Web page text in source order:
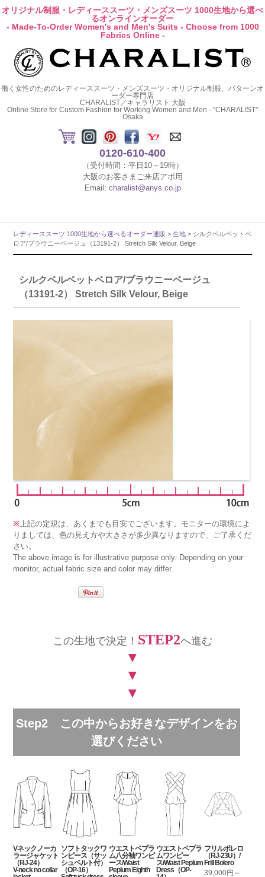
オリジナル制服・レディーススーツ・メンズスーツ 1000生地から選べ
るオンラインオーダー
- Made-To-Order Women's and Men's Suits - Choose from 1000
Fabrics Online -
働く女性のためのレディーススーツ・メンズスーツ・オリジナル制服、パターンオ
ーダー専門店
CHARALIST／キャラリスト 大阪
Online Store for Custom Fashion for Working Women and Men - "CHARALIST"
Osaka
0120-610-400
（受付時間：平日10～19時）
大阪のお客さまご来店アポ用
Email: charalist@anys.co.jp
レディーススーツ 1000生地から選べるオーダー通販 >生地 > シルクベルベットベ
ロア/ブラウニーベージュ（13191-2） Stretch Silk Velour, Beige
シルクベルベットベロア/ブラウニーベージュ
（13191-2） Stretch Silk Velour, Beige
※上記の定規は、あくまでも目安でございます。モニターの環境によ
りましては、色の見え方や大きさが多少異なりますので、ご了承くだ
さい。
The above image is for illustrative purpose only. Depending on your
monitor, actual fabric size and color may differ.
この生地で決定！ STEP2へ進む
▼
▼
▼
Step2 この中からお好きなデザインをお
選びください
Vネックノーカ
ラージャケット
（RJ-24）
V-neck no collar
ソフトタックワ
ンピース（サッ
シュベルト付）
（OP-16）
ウエストペプラ
ム八分袖ワンピ
ース/Waist
Peplum Eighth
ウエストペプラ
ムワンピー
ス/Waist Peplum
Dress（OP-
フリルボレロ
（RJ-23U）/
Frill Bolero
39,000円～